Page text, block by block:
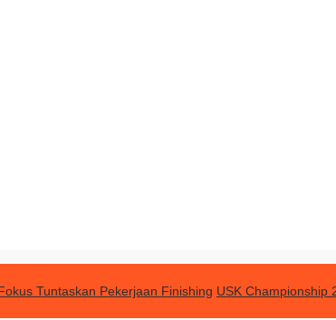
Tuntaskan Pekerjaan Finishing USK Championship